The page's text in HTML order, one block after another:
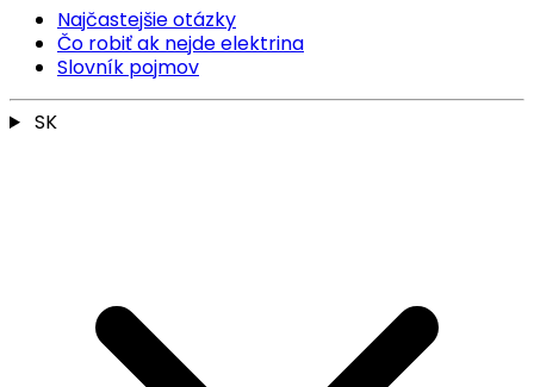
Najčastejšie otázky
Čo robiť ak nejde elektrina
Slovník pojmov
SK